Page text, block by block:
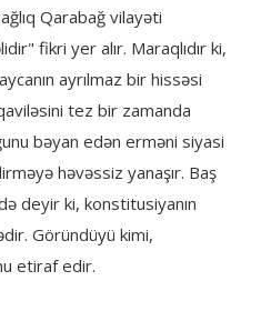
Qarabağ vilayəti
fikri yer alır. Maraqlıdır ki,
ayrılmaz bir hissəsi
tez bir zamanda
bəyan edən erməni siyasi
həvəssiz yanaşır. Baş
deyir ki, konstitusiyanın
Göründüyü kimi,
etiraf edir.